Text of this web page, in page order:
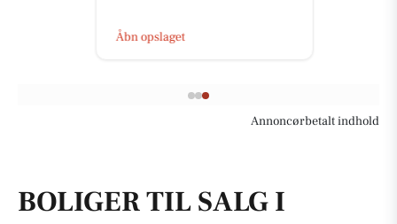
Åbn opslaget
Annoncørbetalt indhold
BOLIGER TIL SALG I